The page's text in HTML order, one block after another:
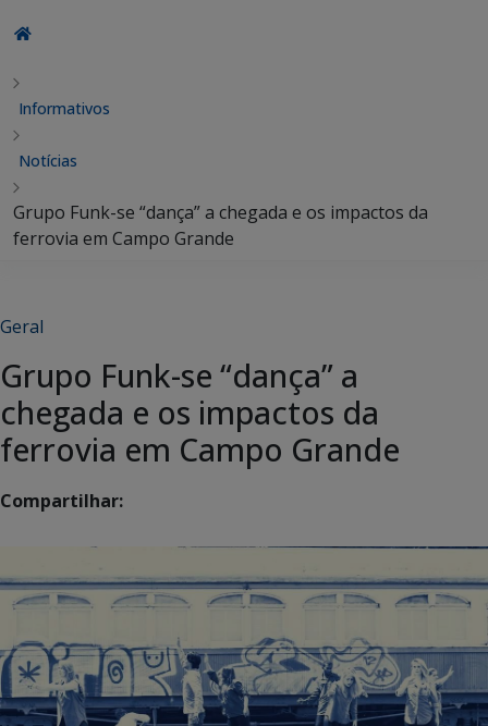
Informativos
Notícias
Grupo Funk-se “dança” a chegada e os impactos da
ferrovia em Campo Grande
Geral
Grupo Funk-se “dança” a
chegada e os impactos da
ferrovia em Campo Grande
Compartilhar: